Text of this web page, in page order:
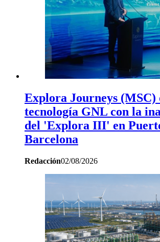
Explora Journeys (MSC)
tecnología GNL con la
del 'Explora III' en
Barcelona
Redacción02/08/2026